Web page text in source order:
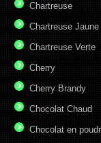
Chartreuse
Chartreuse Jaune
Chartreuse Verte
Cherry
Cherry Brandy
Chocolat Chaud
Chocolat en